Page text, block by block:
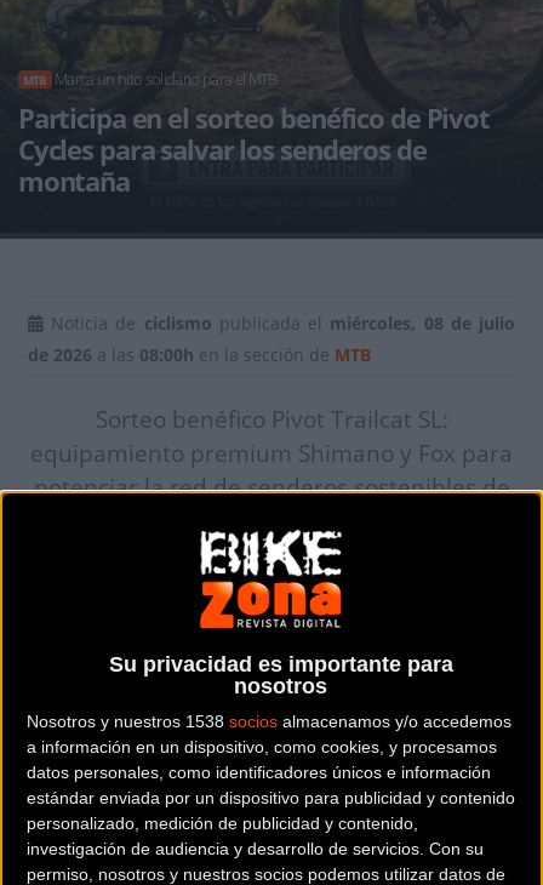
Su privacidad es importante para
nosotros
Nosotros y nuestros 1538 socios almacenamos y/o accedemos
a información en un dispositivo, como cookies, y procesamos
datos personales, como identificadores únicos e información
estándar enviada por un dispositivo para publicidad y contenido
personalizado, medición de publicidad y contenido,
investigación de audiencia y desarrollo de servicios. Con su
permiso, nosotros y nuestros socios podemos utilizar datos de
MTB Marca un hito solidario para el MTB
Participa en el sorteo benéfico de Pivot
Cycles para salvar los senderos de
montaña
Noticia de ciclismo publicada el miércoles, 08 de julio
de 2026 a las 08:00h en la sección de MTB
Sorteo benéfico Pivot Trailcat SL:
equipamiento premium Shimano y Fox para
potenciar la red de senderos sostenibles de
IMBA
sorteo Pivot Trailcat SL Pro XT Di2
una oportunidad única para la comunidad del ciclismo de
construcción de senderos y a la defensa de su
decidido donar de manera íntegra las ganancias de esta
iniciativa a laAsociación Internacional de Ciclismo de
Montaña (IMBA). Se trata de una acción crucial en un
momento en el que el acceso sostenible a la naturaleza es
clave para el futuro del deporte.